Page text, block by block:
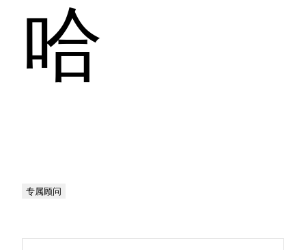
哈
专属顾问